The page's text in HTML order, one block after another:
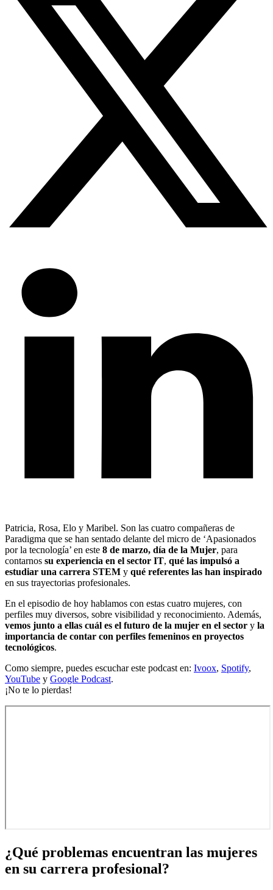
Patricia, Rosa, Elo y Maribel. Son las cuatro compañeras de
Paradigma que se han sentado delante del micro de ‘Apasionados
por la tecnología’ en este 8 de marzo, día de la Mujer, para
contarnos su experiencia en el sector IT, qué las impulsó a
estudiar una carrera STEM y qué referentes las han inspirado
en sus trayectorias profesionales.
En el episodio de hoy hablamos con estas cuatro mujeres, con
perfiles muy diversos, sobre visibilidad y reconocimiento. Además,
vemos junto a ellas cuál es el futuro de la mujer en el sector y la
importancia de contar con perfiles femeninos en proyectos
tecnológicos.
Como siempre, puedes escuchar este podcast en: Ivoox, Spotify,
YouTube y Google Podcast.
¡No te lo pierdas!
¿Qué problemas encuentran las mujeres
en su carrera profesional?